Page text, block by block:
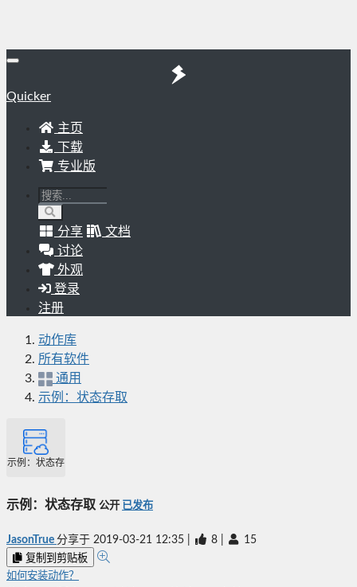
Quicker
主页
下载
专业版
分享
文档
讨论
外观
登录
注册
动作库
所有软件
通用
示例：状态存取
示例：状态存取
示例：状态存取 公开 已发布
JasonTrue 分享于 2019-03-21 12:35 8 15
复制到剪贴板
如何安装动作？